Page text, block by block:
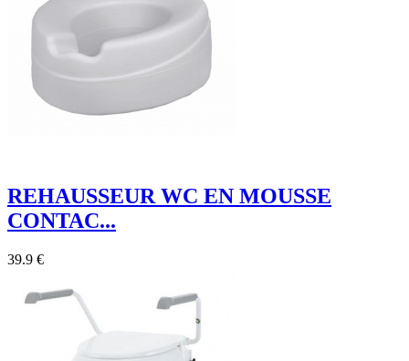
REHAUSSEUR WC EN MOUSSE
CONTAC...
39.9 €